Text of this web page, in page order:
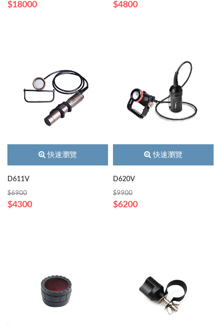
$18000 $4800
快速瀏覽
D611V
$6900
$4300
快速瀏覽
D620V
$9900
$6200